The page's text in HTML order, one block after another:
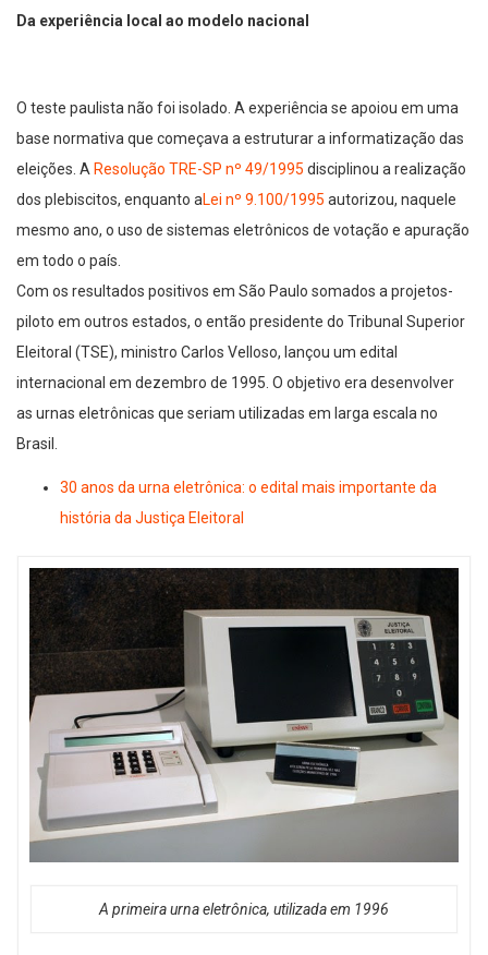
Da experiência local ao modelo nacional
O teste paulista não foi isolado. A experiência se apoiou em uma
base normativa que começava a estruturar a informatização das
eleições. A Resolução TRE-SP nº 49/1995 disciplinou a realização
dos plebiscitos, enquanto aLei nº 9.100/1995 autorizou, naquele
mesmo ano, o uso de sistemas eletrônicos de votação e apuração
em todo o país.
Com os resultados positivos em São Paulo somados a projetos-
piloto em outros estados, o então presidente do Tribunal Superior
Eleitoral (TSE), ministro Carlos Velloso, lançou um edital
internacional em dezembro de 1995. O objetivo era desenvolver
as urnas eletrônicas que seriam utilizadas em larga escala no
Brasil.
30 anos da urna eletrônica: o edital mais importante da
história da Justiça Eleitoral
A primeira urna eletrônica, utilizada em 1996